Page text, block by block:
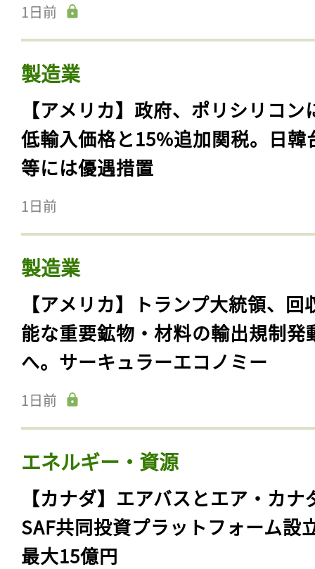
1日前
製造業
【アメリカ】政府、ポリシリコン
低輸入価格と15%追加関税。日韓
等には優遇措置
1日前
製造業
【アメリカ】トランプ大統領、回
能な重要鉱物・材料の輸出規制発
へ。サーキュラーエコノミー
1日前
エネルギー・資源
【カナダ】エアバスとエア・カナ
SAF共同投資プラットフォーム設
最大15億円